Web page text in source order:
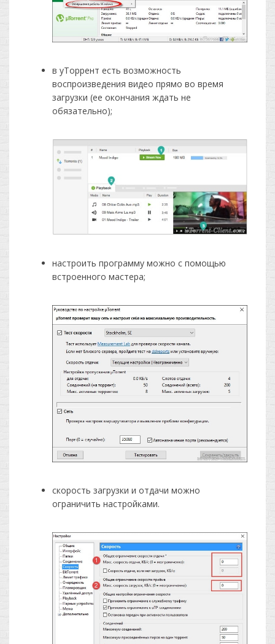
в уТоррент есть возможность
воспроизведения видео прямо во время
загрузки (ее окончания ждать не
обязательно);
настроить программу можно с помощью
встроенного мастера;
скорость загрузки и отдачи можно
ограничить настройками.